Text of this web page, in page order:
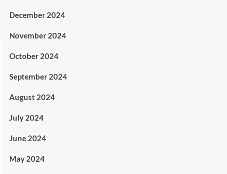
December 2024
November 2024
October 2024
September 2024
August 2024
July 2024
June 2024
May 2024